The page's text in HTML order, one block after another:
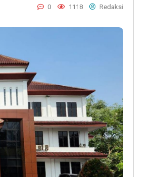
0 1118 Redaksi